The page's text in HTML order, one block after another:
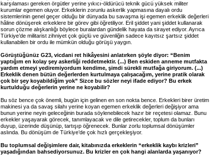
karşılaması gereken örgütler yerine yıkıcı-öldürücü teknik gücü yüksek militer
kurumlar egemen oluyor. Erkeklerin zorunlu askerlik yapmasına dayalı ordu
sistemlerinin genel geçer olduğu bir dünyada bu savaşma işi egemen erkeklik değerleri
hâline dönüşerek erkeklere bir görev gibi öğretiliyor. Eril şiddet yani şiddet kullanarak
sorun çözme alışkanlığı böylece buralardan gündelik hayata da sirayet ediyor. Ayrıca
Türkiye’de militarist zihniyet çok güçlü ve güvenliğin sadece kayıtsız şartsız şiddet
kullanabilen bir ordu ile mümkün olduğu görüşü yaygın.
Görüştüğünüz G23, vicdani ret hikâyesini anlatırken şöyle diyor: “Benim
yaptığım en kolay şey askerliği reddetmektir. (...) Ben eskiden anneme mutfakta
yardım etmeyi yediremiyordum kendime, şimdi sürekli mutfağa giriyorum. (...)
Erkeklik denen bütün değerlerden kurtulmaya çalışacağım, yerine pratik olarak
çok bir şey koyabildiğim yok” Sizce bu sözler neyi ifade ediyor? Bu erkek
kurtulduğu değerlerin yerine ne koyabilir?
Bu söz bence çok önemli, bugün için gelinen en son nokta bence. Erkekleri birer üretim
makinesi ya da savaş silahı yerine koyan egemen erkeklik değerleri değişiyor ama
bunun yerine neyin geleceğinin burada söylenebilecek hazır bir reçetesi olamaz. Bunu
erkekler yaşayarak görecek, tanımlayacak ve dile getirecekler, toplum da bunları
duyup, üzerinde düşünüp, tartışıp öğrenecek. Bunlar zorlu toplumsal dönüşümler
aslında. Bu dönüşüm de Türkiye’de çok hızlı gerçekleşiyor.
Bu toplumsal değişimlere dair, kitabınızda erkeklerin “erkeklik kaybı krizleri”
yaşadığından bahsediyorsunuz. Bu krizler en çok hangi alanlarda yaşanıyor?